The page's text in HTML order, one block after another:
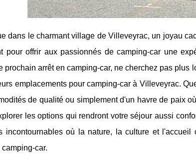
dans le charmant village de Villeveyrac, un joyau
pour offrir aux passionnés de camping-car une
prochain arrêt en camping-car, ne cherchez pas
emplacements pour camping-car à Villeveyrac.
de qualité ou simplement d'un havre de paix
les options qui rendront votre séjour aussi
incontournables où la nature, la culture et
car.